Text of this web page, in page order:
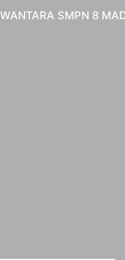
SMPN 8